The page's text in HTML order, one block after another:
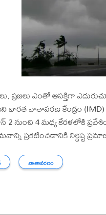
ప్రజలు ఎంతో ఆసక్తిగా
వాతావరణ కేంద్రం (IMD)
2 నుంచి 4 మధ్య కేరళలోకి
ప్రకటించడానికి నిర్దిష్ట
వాతావరణం